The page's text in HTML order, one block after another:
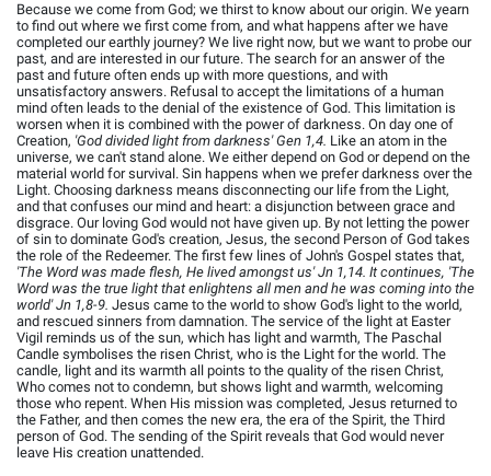
Because we come from God; we thirst to know about our origin. We yearn
to find out where we first come from, and what happens after we have
completed our earthly journey? We live right now, but we want to probe our
past, and are interested in our future. The search for an answer of the
past and future often ends up with more questions, and with
unsatisfactory answers. Refusal to accept the limitations of a human
mind often leads to the denial of the existence of God. This limitation is
worsen when it is combined with the power of darkness. On day one of
Creation, 'God divided light from darkness' Gen 1,4. Like an atom in the
universe, we can't stand alone. We either depend on God or depend on the
material world for survival. Sin happens when we prefer darkness over the
Light. Choosing darkness means disconnecting our life from the Light,
and that confuses our mind and heart: a disjunction between grace and
disgrace. Our loving God would not have given up. By not letting the power
of sin to dominate God's creation, Jesus, the second Person of God takes
the role of the Redeemer. The first few lines of John's Gospel states that,
'The Word was made flesh, He lived amongst us' Jn 1,14. It continues, 'The
Word was the true light that enlightens all men and he was coming into the
world' Jn 1,8-9. Jesus came to the world to show God's light to the world,
and rescued sinners from damnation. The service of the light at Easter
Vigil reminds us of the sun, which has light and warmth, The Paschal
Candle symbolises the risen Christ, who is the Light for the world. The
candle, light and its warmth all points to the quality of the risen Christ,
Who comes not to condemn, but shows light and warmth, welcoming
those who repent. When His mission was completed, Jesus returned to
the Father, and then comes the new era, the era of the Spirit, the Third
person of God. The sending of the Spirit reveals that God would never
leave His creation unattended.